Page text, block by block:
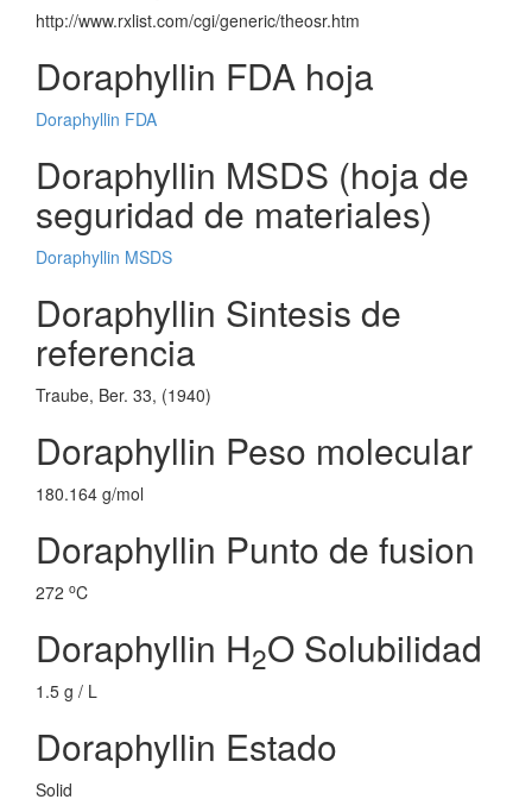
http://www.rxlist.com/cgi/generic/theosr.htm
Doraphyllin FDA hoja
Doraphyllin FDA
Doraphyllin MSDS (hoja de
seguridad de materiales)
Doraphyllin MSDS
Doraphyllin Sintesis de
referencia
Traube, Ber. 33, (1940)
Doraphyllin Peso molecular
180.164 g/mol
Doraphyllin Punto de fusion
272 oC
Doraphyllin H2O Solubilidad
1.5 g / L
Doraphyllin Estado
Solid